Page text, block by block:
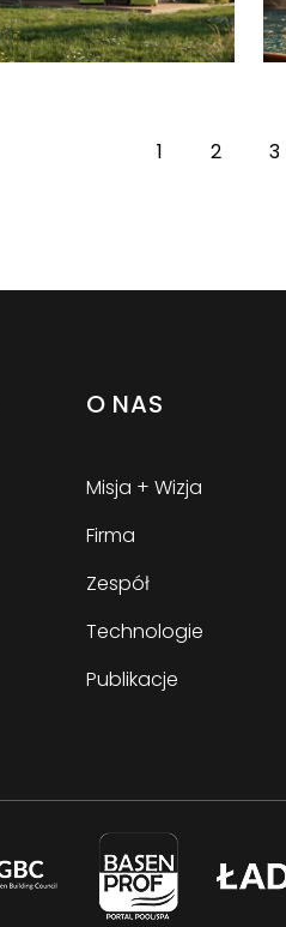
1
2
3
O NAS
Misja + Wizja
Firma
Zespół
Technologie
Publikacje